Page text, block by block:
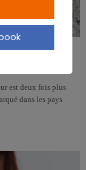
en tête
est deux fois plus
dans les pays